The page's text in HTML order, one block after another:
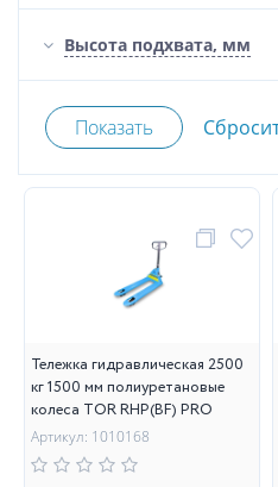
Высота подхвата, мм
Тележка гидравлическая 2500
кг 1500 мм полиуретановые
колеса TOR RHP(BF) PRO
Артикул: 1010168